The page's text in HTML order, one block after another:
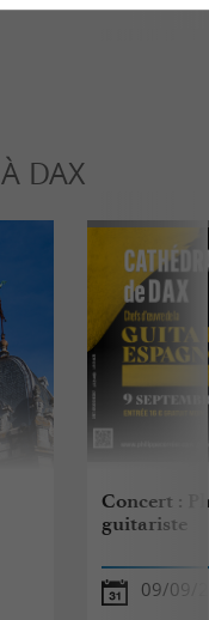
À DAX
Concert :
guitariste
09/09/